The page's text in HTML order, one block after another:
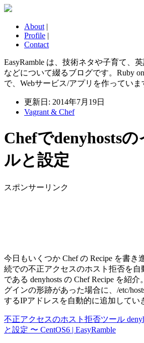
About |
Profile |
Contact
EasyRamble は、技術ネタや子育て、
などについて綴るブログです。Ruby
で、Webサービス/アプリを作っていま
更新日: 2014年7月19日
Vagrant & Chef
Chefでdenyhosts
ルと設定
スポンサーリンク
今日もいくつか Chef の Recipe を書き
続での不正アクセスのホスト拒否を
である denyhosts の Chef Recipe を紹介
グインの形跡があった場合に、/etc/
するIPアドレスを自動的に追加してい
不正アクセスのホスト拒否ツール
と設定 〜 CentOS6 | EasyRamble